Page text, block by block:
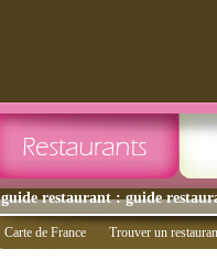
guide restaurant : guide
Carte de France Trouver un